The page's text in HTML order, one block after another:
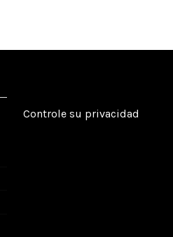
Controle su privacidad